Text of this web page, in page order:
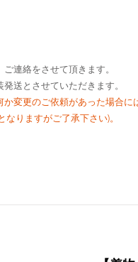
連絡をさせて頂きます。
送とさせていただきます。
変更のご依頼があった場合
りますがご了承下さい)。